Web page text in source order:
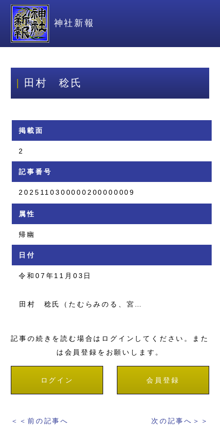
神社新報
田村 稔氏
掲載面
2
記事番号
2025110300000200000009
属性
帰幽
日付
令和07年11月03日
田村 稔氏（たむらみのる、宮…
記事の続きを読む場合はログインしてください。また
は会員登録をお願いします。
ログイン 会員登録
＜＜前の記事へ 次の記事へ＞＞